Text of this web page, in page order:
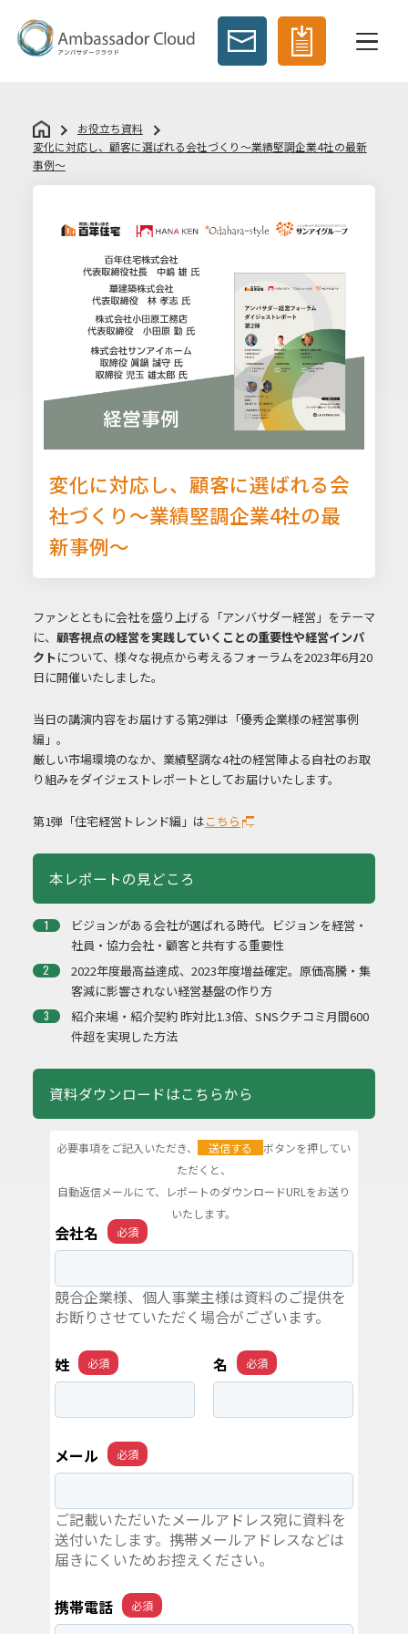
お役立ち資料
変化に対応し、顧客に選ばれる会社づくり～業績堅調企業4社の最新
事例～
変化に対応し、顧客に選ばれる会
社づくり～業績堅調企業4社の最
新事例～
ファンとともに会社を盛り上げる「アンバサダー経営」をテーマ
に、 顧客視点の経営を実践していくことの重要性や経営インパ
クトについて、様々な視点から考えるフォーラムを2023年6月20
日に開催いたしました。
当日の講演内容をお届けする第2弾は「優秀企業様の経営事例
編」。
厳しい市場環境のなか、業績堅調な4社の経営陣よる自社のお取
り組みをダイジェストレポートとしてお届けいたします。
第1弾「住宅経営トレンド編」はこちら
本レポートの見どころ
ビジョンがある会社が選ばれる時代。ビジョンを経営・
社員・協力会社・顧客と共有する重要性
2022年度最高益達成、2023年度増益確定。原価高騰・集
客減に影響されない経営基盤の作り方
紹介来場・紹介契約 昨対比1.3倍、SNSクチコミ月間600
件超を実現した方法
資料ダウンロードはこちらから